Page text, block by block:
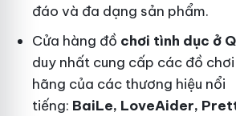
đáo và đa dạng sản phẩm.
Cửa hàng đồ chơi tình dục ở
duy nhất cung cấp các đồ
hãng của các thương hiệu nổi
tiếng: BaiLe, LoveAider,